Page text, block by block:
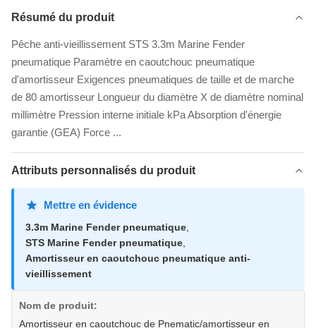
Résumé du produit
Pêche anti-vieillissement STS 3.3m Marine Fender
pneumatique Paramètre en caoutchouc pneumatique
d'amortisseur Exigences pneumatiques de taille et de marche
de 80 amortisseur Longueur du diamètre X de diamètre nominal
millimètre Pression interne initiale kPa Absorption d'énergie
garantie (GEA) Force ...
Attributs personnalisés du produit
Mettre en évidence
3.3m Marine Fender pneumatique
STS Marine Fender pneumatique
Amortisseur en caoutchouc pneumatique anti-
vieillissement
Nom de produit:
Amortisseur en caoutchouc de Pnematic/amortisseur en